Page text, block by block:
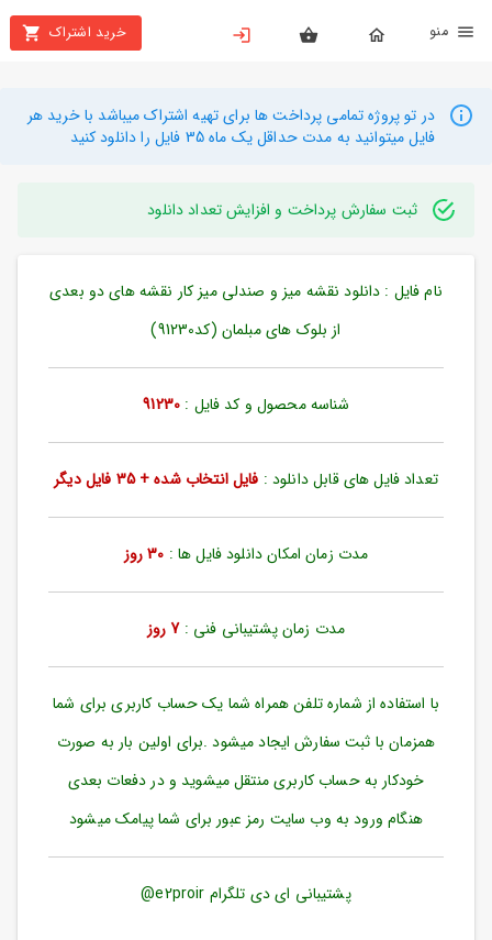
خرید اشتراک
بستن
محصولات
تهیه
راهنما
دانلود
ورود
به
بازیابی
رمز
مندی
ها
در تو پروژه تمامی پرداخت ها برای تهیه اشتراک میباشد با خرید هر
فایل میتوانید به مدت حداقل یک ماه 35 فایل را دانلود کنید
ثبت سفارش پرداخت و افزایش تعداد دانلود
نام فایل : دانلود نقشه میز و صندلی میز کار نقشه های دو بعدی
از بلوک های مبلمان (کد91230)
شناسه محصول و کد فایل : 91230
تعداد فایل های قابل دانلود : فایل انتخاب شده + 35 فایل دیگر
مدت زمان امکان دانلود فایل ها : 30 روز
مدت زمان پشتیبانی فنی :7 روز
با استفاده از شماره تلفن همراه شما یک حساب کاربری برای شما
همزمان با ثبت سفارش ایجاد میشود .برای اولین بار به صورت
خودکار به حساب کاربری منتقل میشوید و در دفعات بعدی
هنگام ورود به وب سایت رمز عبور برای شما پیامک میشود
پشتیبانی ای دی تلگرام e2proir@